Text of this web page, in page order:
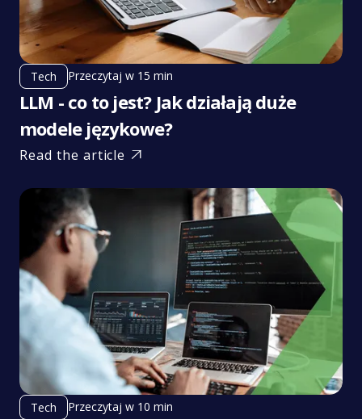
Tech Przeczytaj w 15 min
LLM - co to jest? Jak działają duże
modele językowe?
Read the article 
Tech Przeczytaj w 10 min